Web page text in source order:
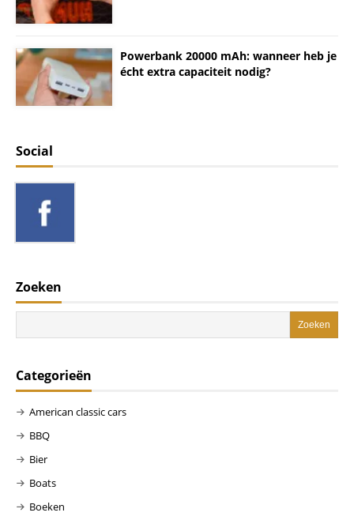
Powerbank 20000 mAh: wanneer heb je
écht extra capaciteit nodig?
Social
Zoeken
Categorieën
American classic cars
BBQ
Bier
Boats
Boeken